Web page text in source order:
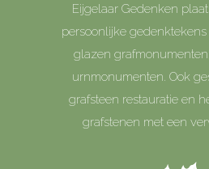
Eijgelaar Gedenken
persoonlijke
glazen
urnmonumenten. Ook
grafsteen restauratie en
grafstenen met een